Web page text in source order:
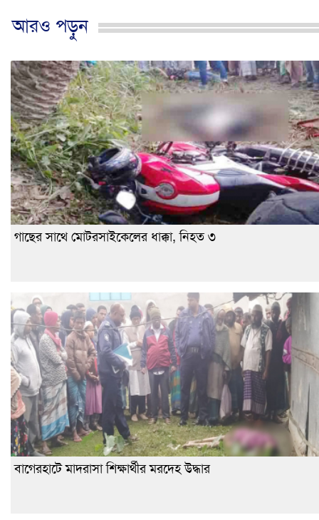
আরও পড়ুন
গাছের সাথে মোটরসাইকেলের ধাক্কা, নিহত ৩
বাগেরহাটে মাদরাসা শিক্ষার্থীর মরদেহ উদ্ধার